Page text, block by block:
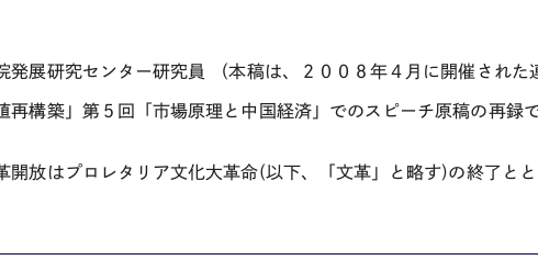
発展研究センター研究員 （本稿は、２００８年４月に開催され
再構築」第５回「市場原理と中国経済」でのスピーチ原稿の再録
開放はプロレタリア文化大革命(以下、「文革」と略す)の終了と